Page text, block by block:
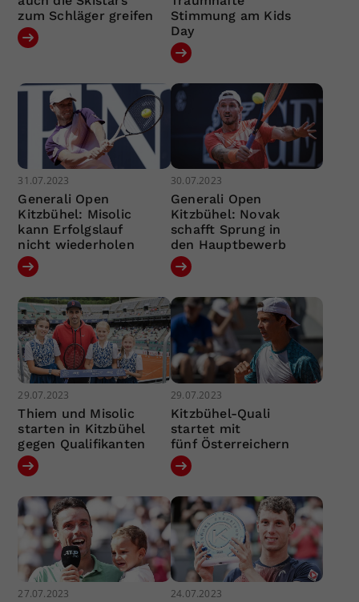
zum Schläger greifen
Stimmung am Kids
Day
31.07.2023
Generali Open
Kitzbühel: Misolic
kann Erfolgslauf
nicht wiederholen
30.07.2023
Generali Open
Kitzbühel: Novak
schafft Sprung in
den Hauptbewerb
29.07.2023
Thiem und Misolic
starten in Kitzbühel
gegen Qualifikanten
29.07.2023
Kitzbühel-Quali
startet mit
fünf Österreichern
27.07.2023 24.07.2023